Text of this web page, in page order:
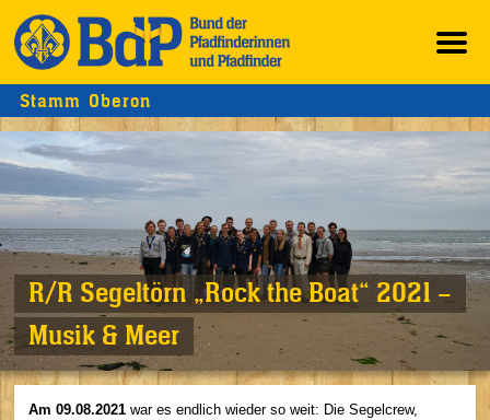
Stamm Oberon
R/R Segeltörn „Rock the Boat“ 2021 –
Musik & Meer
Am 09.08.2021 war es endlich wieder so weit: Die Segelcrew,